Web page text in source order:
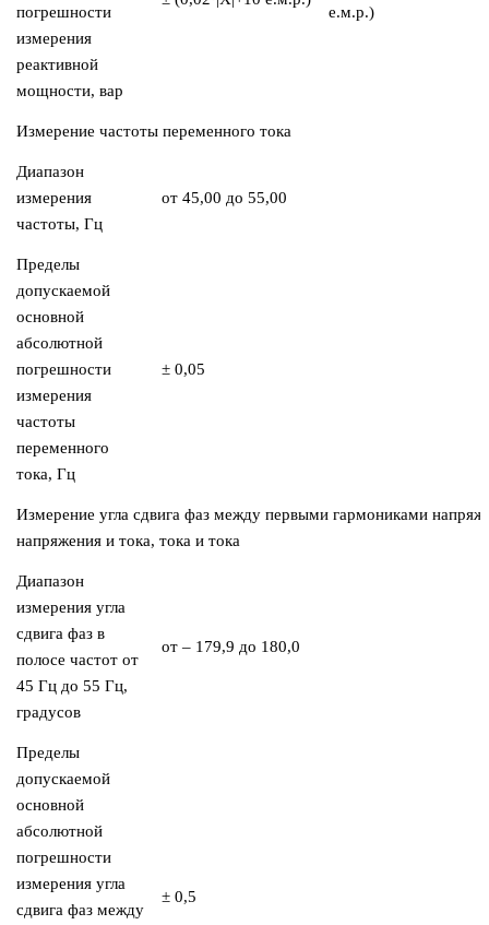
погрешности
измерения
реактивной
мощности, вар
е.м.р.)
Измерение частоты переменного тока
Диапазон
измерения
частоты, Гц
от 45,00 до 55,00
Пределы
допускаемой
основной
абсолютной
погрешности
измерения
частоты
переменного
тока, Гц
± 0,05
Измерение угла сдвига фаз между первыми гармониками
напряжения и тока, тока и тока
Диапазон
измерения угла
сдвига фаз в
полосе частот от
45 Гц до 55 Гц,
градусов
от – 179,9 до 180,0
Пределы
допускаемой
основной
абсолютной
погрешности
измерения угла
сдвига фаз между
± 0,5